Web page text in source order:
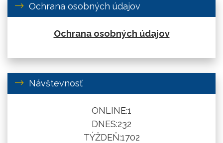
Ochrana osobných údajov
Ochrana osobných údajov
Návštevnosť
ONLINE:1
DNES:232
TÝŽDEŇ:1702